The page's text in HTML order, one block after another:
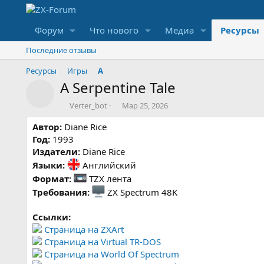
Форум Что нового Медиа Ресурсы
Последние отзывы
Ресурсы
Игры A
Значок ресурса
A Serpentine Tale
А
в
т
о
Verter_bot
Д
а
о
з
д
а
н
Мар 25, 2026
Автор:Diane Rice
Год:1993
Издатели:Diane Rice
Языки:
Английский
Формат:
TZX лента
Требования:
ZX Spectrum 48K
Ссылки:
Страница на ZXArt
Страница на Virtual TR-DOS
Страница на World Of Spectrum